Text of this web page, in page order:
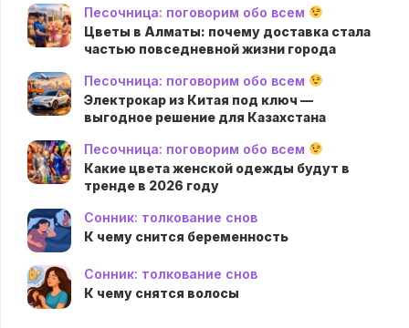
Песочница: поговорим обо всем
Цветы в Алматы: почему доставка стала
частью повседневной жизни города
Песочница: поговорим обо всем
Электрокар из Китая под ключ —
выгодное решение для Казахстана
Песочница: поговорим обо всем
Какие цвета женской одежды будут в
тренде в 2026 году
Сонник: толкование снов
К чему снится беременность
Сонник: толкование снов
К чему снятся волосы